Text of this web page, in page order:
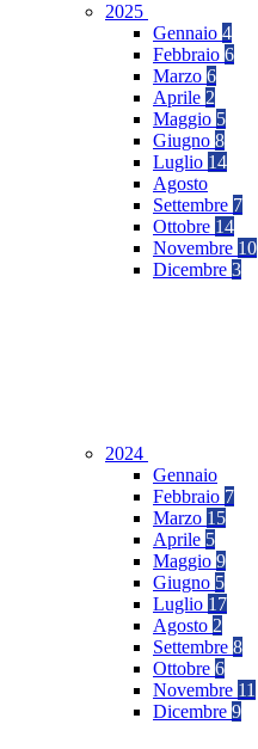
2025
Gennaio 4
Febbraio 6
Marzo 6
Aprile 2
Maggio 5
Giugno 8
Luglio 14
Agosto
Settembre 7
Ottobre 14
Novembre 10
Dicembre 3
2024
Gennaio
Febbraio 7
Marzo 15
Aprile 5
Maggio 9
Giugno 5
Luglio 17
Agosto 2
Settembre 8
Ottobre 6
Novembre 11
Dicembre 9